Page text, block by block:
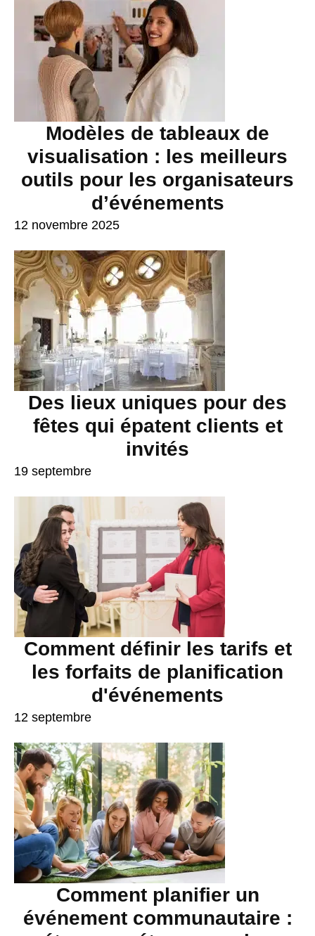
Modèles de tableaux de
visualisation : les meilleurs
outils pour les organisateurs
d’événements
12 novembre 2025
Des lieux uniques pour des
fêtes qui épatent clients et
invités
19 septembre
Comment définir les tarifs et
les forfaits de planification
d'événements
12 septembre
Comment planifier un
événement communautaire :